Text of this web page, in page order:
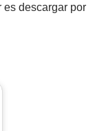
es descargar por